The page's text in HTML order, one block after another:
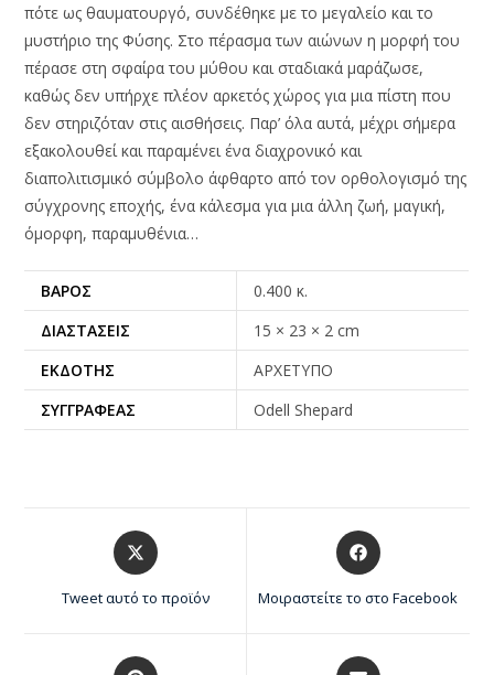
πότε ως θαυματουργό, συνδέθηκε με το μεγαλείο και το
μυστήριο της Φύσης. Στο πέρασμα των αιώνων η μορφή του
πέρασε στη σφαίρα του μύθου και σταδιακά μαράζωσε,
καθώς δεν υπήρχε πλέον αρκετός χώρος για μια πίστη που
δεν στηριζόταν στις αισθήσεις. Παρ’ όλα αυτά, μέχρι σήμερα
εξακολουθεί και παραμένει ένα διαχρονικό και
διαπολιτισμικό σύμβολο άφθαρτο από τον ορθολογισμό της
σύγχρονης εποχής, ένα κάλεσμα για μια άλλη ζωή, μαγική,
όμορφη, παραμυθένια…
ΒΆΡΟΣ
0.400 κ.
ΔΙΑΣΤΆΣΕΙΣ
15 × 23 × 2 cm
ΕΚΔΌΤΗΣ
ΑΡΧΕΤΥΠΟ
ΣΥΓΓΡΑΦΈΑΣ
Odell Shepard
Tweet αυτό το προϊόν Μοιραστείτε το στο Facebook